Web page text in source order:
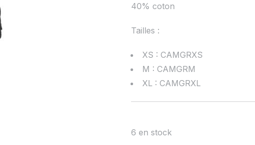
40% coton
Tailles :
XS : CAMGRXS
M : CAMGRM
XL : CAMGRXL
6 en stock